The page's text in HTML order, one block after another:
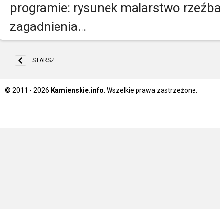
programie: rysunek malarstwo
zagadnienia...
STARSZE
© 2011 - 2026 Kamienskie.info . Wszelkie prawa zastrzeżone.